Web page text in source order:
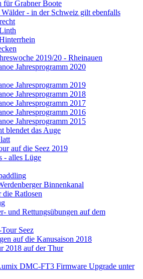
für Grabner Boote
Wälder - in der Schweiz gilt ebenfalls
2019/20 - Rheinauen
Jahresprogramm 2020
Jahresprogramm 2019
Jahresprogramm 2018
Jahresprogramm 2017
Jahresprogramm 2016
Jahresprogramm 2015
blendet das Auge
auf die Seez 2019
- alles Lüge
Binnenkanal
die Ratlosen
und Rettungsübungen auf dem
Seez
auf die Kanusaison 2018
2018 auf der Thur
DMC-FT3 Firmware Upgrade unter